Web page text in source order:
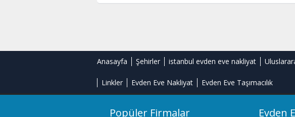
Anasayfa Şehirler istanbul evden eve nakliyat
Linkler Evden Eve Nakliyat Evden Eve Taşımacılık
Popüler Firmalar Evden